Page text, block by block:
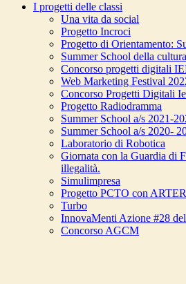
I progetti delle classi
Una vita da social
Progetto Incroci
Progetto di Orientamento:
Summer School della
Concorso progetti digitali
Web Marketing Festival
Concorso Progetti Digitali
Progetto Radiodramma
Summer School a/s 2021-
Summer School a/s 2020-
Laboratorio di Robotica
Giornata con la Guardia di
illegalità.
Simulimpresa
Progetto PCTO con ARTER
Turbo
InnovaMenti Azione #28
Concorso AGCM